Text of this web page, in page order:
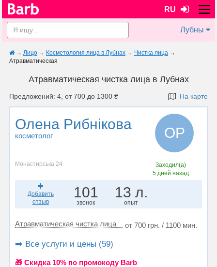
RU
Лубны
→ Лицо → Косметология лица в Лубнах → Чистка лица →
Атравматическая
Атравматическая чистка лица в Лубнах
Предложений: 4, от 700 до 1300 ₴ На карте
Олена Рибнікова
косметолог ОР
Монастирська 24
Заходил(а)
5 дней назад
Добавить
отзыв
101
звонок
13 л.
опыт
Атравматическая чистка лица от 700 грн. / 1100 мин.
➡️ Все услуги и цены (59)
🎁 Cкидка 10% по промокоду Barb